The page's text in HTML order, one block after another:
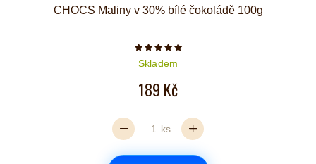
CHOCS Maliny v 30% bílé čokoládě 100g
Počet hvězdiček je 5 z 5
Skladem
189 Kč
ks